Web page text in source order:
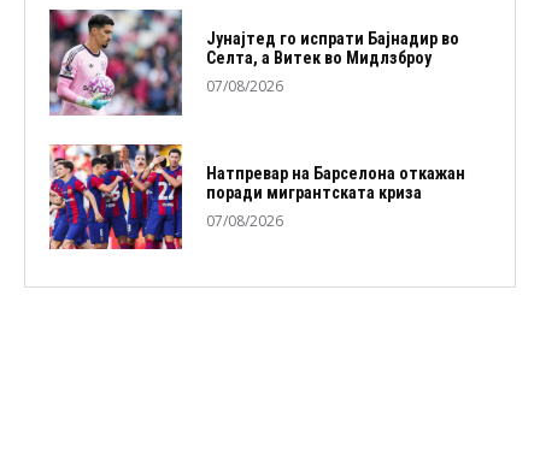
Јунајтед го испрати Бајнадир во
Селта, а Витек во Мидлзброу
07/08/2026
Натпревар на Барселона откажан
поради мигрантската криза
07/08/2026